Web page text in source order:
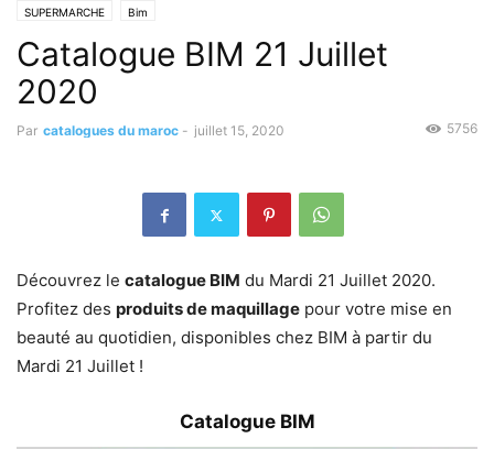
SUPERMARCHE Bim
Catalogue BIM 21 Juillet
2020
Par catalogues du maroc - juillet 15, 2020 5756
Découvrez le catalogue BIM du Mardi 21 Juillet 2020.
Profitez des produits de maquillage pour votre mise en
beauté au quotidien, disponibles chez BIM à partir du
Mardi 21 Juillet !
Catalogue BIM